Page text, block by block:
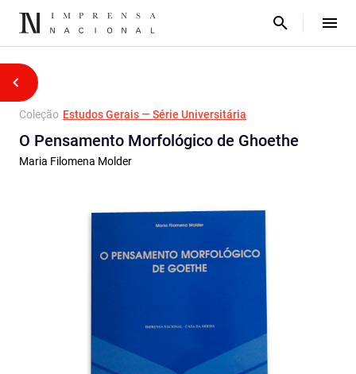
Coleção Estudos Gerais — Série Universitária
O Pensamento Morfológico de Ghoethe
Maria Filomena Molder